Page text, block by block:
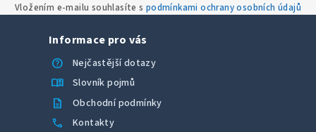
Vložením e-mailu souhlasíte s podmínkami ochrany osobních údajů
Informace pro vás
help
Nejčastější dotazy
menu_book Slovník pojmů
description Obchodní podmínky
call Kontakty